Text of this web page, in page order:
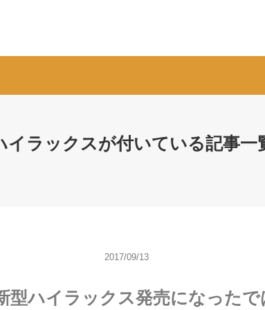
イラックスが付いている記事一
2017/09/13
型ハイラックス発売になったで